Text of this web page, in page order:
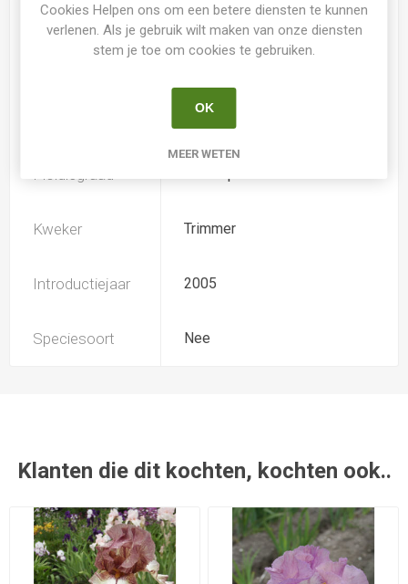
Spider Nee
Ploïdiegraad
Kweker Trimmer
Introductiejaar 2005
Speciesoort Nee
Klanten die dit kochten, kochten ook..
Cookies Helpen ons om een betere diensten te kunnen
verlenen. Als je gebruik wilt maken van onze diensten
stem je toe om cookies te gebruiken.
OK
MEER WETEN